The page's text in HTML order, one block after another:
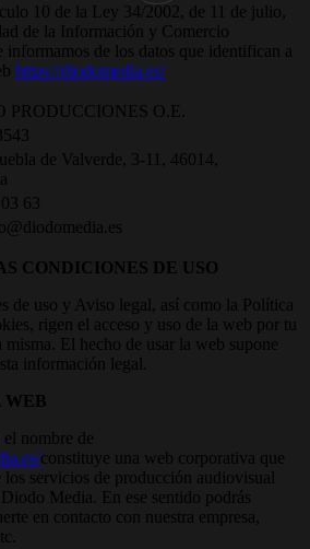
10 de la Ley 34/2002, de 11 de julio,
de la Información y Comercio
de los datos que identifican a
https://diodomedia.es/
PRODUCCIONES O.E.
de Valverde, 3-11, 46014,
63
CONDICIONES DE USO
de uso y Aviso legal, así como la Política
rigen el acceso y uso de la web por tu
El hecho de usar la web supone
información legal.
WEB
nombre de
constituye una web corporativa que
servicios de producción audiovisual
Media. En ese sentido podrás
en contacto con nuestra empresa,